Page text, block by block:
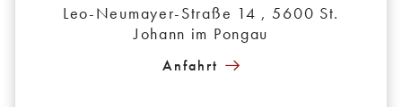
Leo-Neumayer-Straße 14 , 5600 St.
Johann im Pongau
Anfahrt